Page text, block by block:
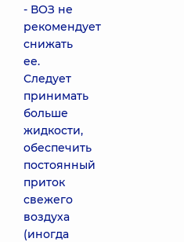
- ВОЗ не
рекомендует
снижать
ее.
Следует
принимать
больше
жидкости,
обеспечить
постоянный
приток
свежего
воздуха
(иногда